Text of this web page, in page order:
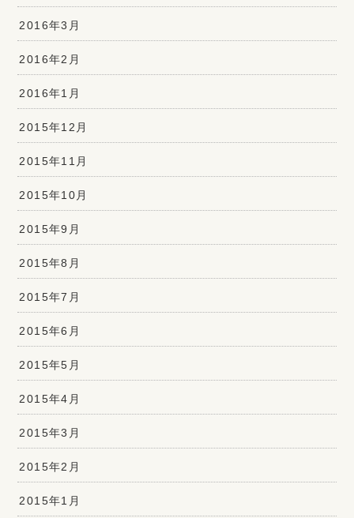
2016年3月
2016年2月
2016年1月
2015年12月
2015年11月
2015年10月
2015年9月
2015年8月
2015年7月
2015年6月
2015年5月
2015年4月
2015年3月
2015年2月
2015年1月